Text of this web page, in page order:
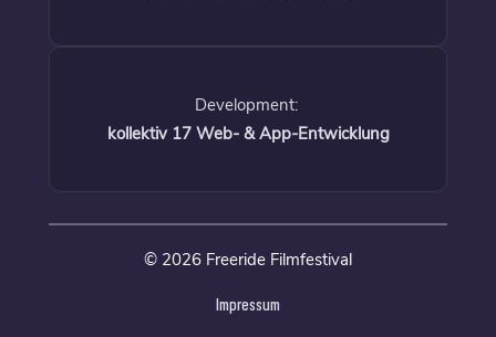
Development:
kollektiv 17 Web- & App-Entwicklung
© 2026 Freeride Filmfestival
Impressum